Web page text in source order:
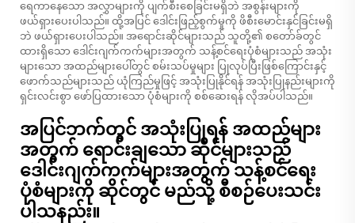
ရေကာနေသော အလွှာများကို ပျက်စီးစေခြင်းမရှိဘဲ အစွန်းများကို
ဖယ်ရှားပေးပါသည်။ ထို့အပြင် ဒေါင်းဖြည့်စွက်မှုကို ဖိစီးမောင်းနှင်ခြင်းမရှိ
ဘဲ ဖယ်ရှားပေးပါသည်။ အရောင်းဆိုင်များသည် သူတို့၏ စတော်ခ်တွင်
ထားရှိသော ဒေါင်းဂျက်ကက်များအတွက် သန့်စင်ရေးပုံစံများသည် အသုံး
များသော အထည်များပေါ်တွင် စမ်းသပ်မှုများ ပြုလုပ်ပြီးဖြစ်ကြောင်းနှင့်
ဖောက်သည်များသည် ယုံကြည်မှုဖြင့် အသုံးပြုနိုင်ရန် အသုံးပြုနည်းများကို
ရှင်းလင်းစွာ ဖော်ပြထားသော ပုံစံများကို စစ်ဆေးရန် လိုအပ်ပါသည်။
အပြင်ဘက်တွင် အသုံးပြုရန် အထည်များ
အတွက် ရောင်းချသော ဆိုင်များသည်
ဒေါင်းဂျက်ကက်များအတွက် သန့်စင်ရေး
ပုံစံများကို ဆိုင်တွင် မည်သို့ စီစဉ်ပေးသင်း
ပါသနည်း။